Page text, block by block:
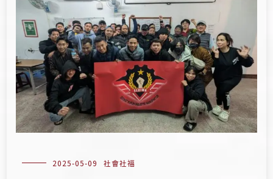
2025-05-09 社會社福